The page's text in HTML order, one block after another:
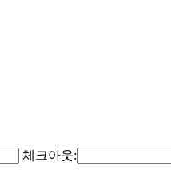
체크아웃: